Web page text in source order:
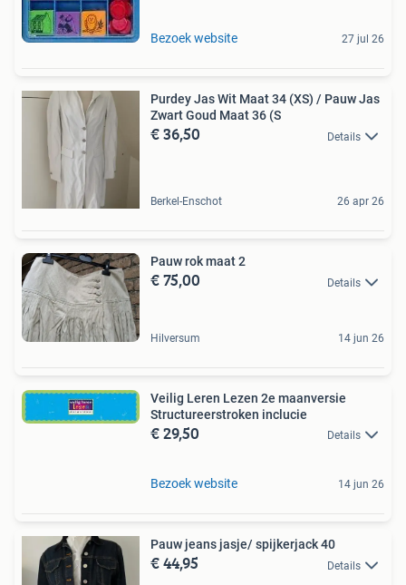
Bezoek website 27 jul 26
Purdey Jas Wit Maat 34 (XS) / Pauw Jas
Zwart Goud Maat 36 (S
€ 36,50 Details
Berkel-Enschot 26 apr 26
Pauw rok maat 2
€ 75,00 Details
Hilversum 14 jun 26
Veilig Leren Lezen 2e maanversie
Structureerstroken inclucie
€ 29,50 Details
Bezoek website 14 jun 26
Pauw jeans jasje/ spijkerjack 40
€ 44,95 Details